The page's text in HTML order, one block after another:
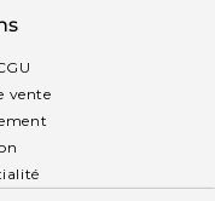
vente